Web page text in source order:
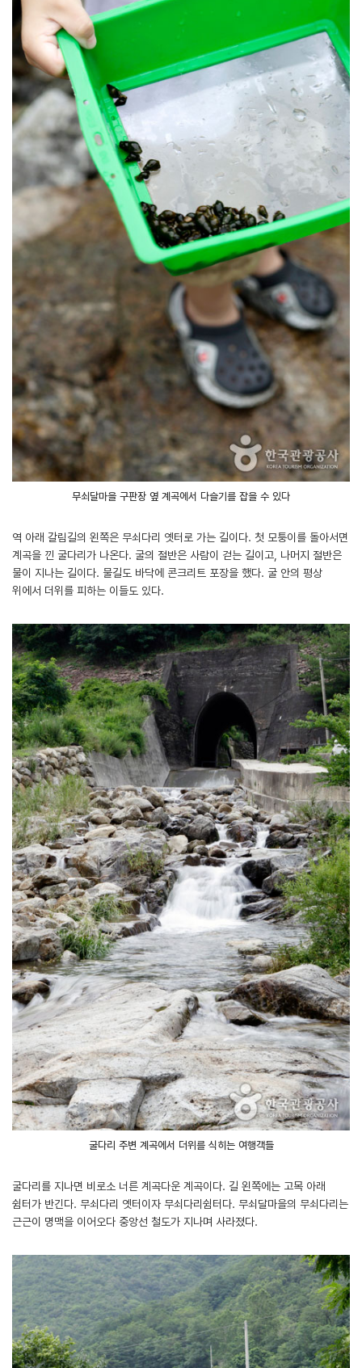
무쇠달마을 구판장 옆 계곡에서 다슬기를 잡을 수 있다
역 아래 갈림길의 왼쪽은 무쇠다리 옛터로 가는 길이다. 첫 모퉁이를 돌아서면
계곡을 낀 굴다리가 나온다. 굴의 절반은 사람이 걷는 길이고, 나머지 절반은
물이 지나는 길이다. 물길도 바닥에 콘크리트 포장을 했다. 굴 안의 평상
위에서 더위를 피하는 이들도 있다.
굴다리 주변 계곡에서 더위를 식히는 여행객들
굴다리를 지나면 비로소 너른 계곡다운 계곡이다. 길 왼쪽에는 고목 아래
쉼터가 반긴다. 무쇠다리 옛터이자 무쇠다리쉼터다. 무쇠달마을의 무쇠다리는
근근이 명맥을 이어오다 중앙선 철도가 지나며 사라졌다.